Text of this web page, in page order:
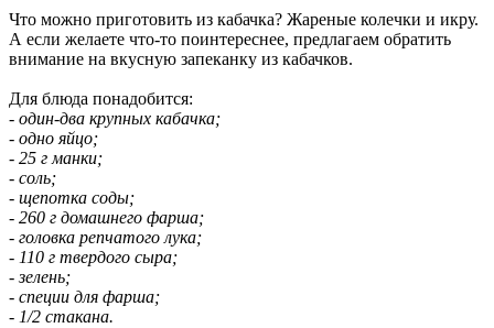
Что можно приготовить из кабачка? Жареные колечки и икру.
А если желаете что-то поинтереснее, предлагаем обратить
внимание на вкусную запеканку из кабачков.
Для блюда понадобится:
- один-два крупных кабачка;
- одно яйцо;
- 25 г манки;
- соль;
- щепотка соды;
- 260 г домашнего фарша;
- головка репчатого лука;
- 110 г твердого сыра;
- зелень;
- специи для фарша;
- 1/2 стакана.